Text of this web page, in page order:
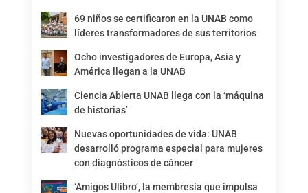
69 niños se certificaron en la UNAB como
líderes transformadores de sus territorios
Ocho investigadores de Europa, Asia y
América llegan a la UNAB
Ciencia Abierta UNAB llega con la ‘máquina
de historias’
Nuevas oportunidades de vida: UNAB
desarrolló programa especial para mujeres
con diagnósticos de cáncer
‘Amigos Ulibro’, la membresía que impulsa